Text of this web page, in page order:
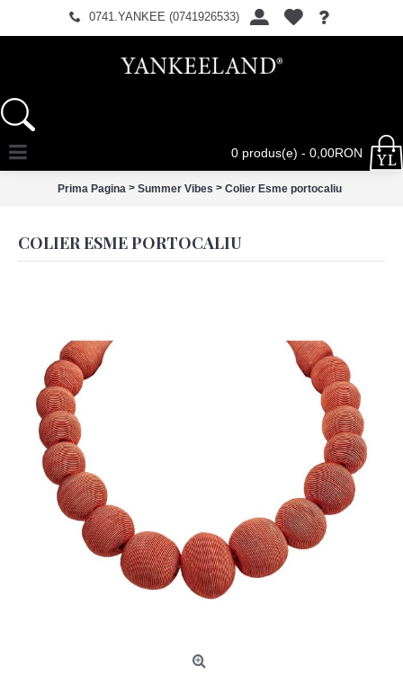
0741.YANKEE (0741926533)
0 produs(e) - 0,00RON
Prima Pagina > Summer Vibes > Colier Esme portocaliu
COLIER ESME PORTOCALIU